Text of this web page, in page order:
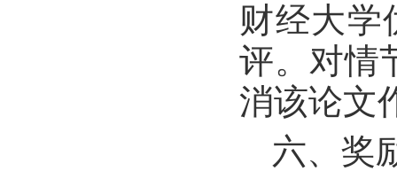
财经大学
评。对情
消该论文
六、奖